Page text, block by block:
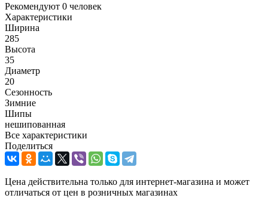
Рекомендуют 0 человек
Характеристики
Ширина
285
Высота
35
Диаметр
20
Сезонность
Зимние
Шипы
нешипованная
Все характеристики
Поделиться
Цена действительна только для интернет-магазина и может
отличаться от цен в розничных магазинах